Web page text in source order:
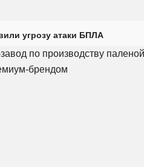
угрозу атаки БПЛА